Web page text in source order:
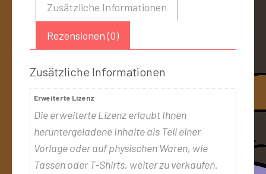
Zusätzliche Informationen
Rezensionen (0)
Zusätzliche Informationen
Erweiterte Lizenz
Die erweiterte Lizenz erlaubt Ihnen
heruntergeladene Inhalte als Teil einer
Vorlage oder auf physischen Waren, wie
Tassen oder T-Shirts, weiter zu verkaufen.